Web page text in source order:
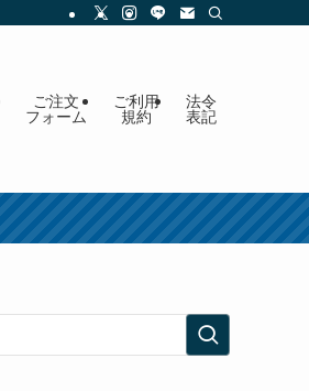
ご注文
フォーム
ご利用
規約
法令
表記